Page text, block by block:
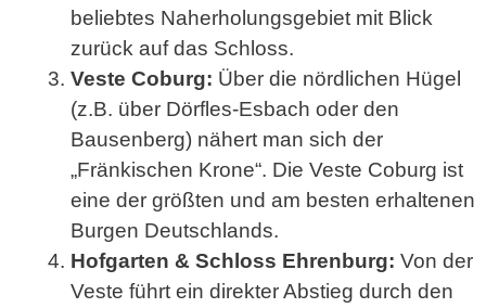
beliebtes Naherholungsgebiet mit Blick
zurück auf das Schloss.
Veste Coburg: Über die nördlichen Hügel
(z.B. über Dörfles-Esbach oder den
Bausenberg) nähert man sich der
„Fränkischen Krone“. Die Veste Coburg ist
eine der größten und am besten erhaltenen
Burgen Deutschlands.
Hofgarten & Schloss Ehrenburg: Von der
Veste führt ein direkter Abstieg durch den